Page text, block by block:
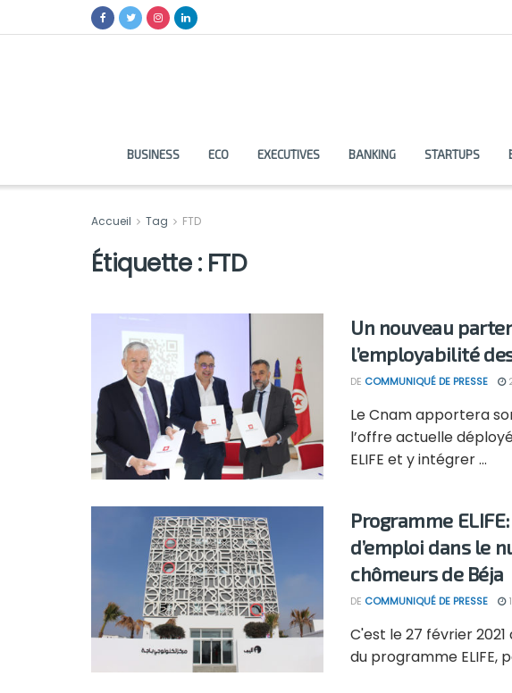
BUSINESS ECO EXECUTIVES BANKING STARTUPS
Accueil Tag FTD
Étiquette : FTD
Un nouveau
l’employabilité
DE COMMUNIQUÉ DE PRESSE
Le Cnam apportera
l’offre actuelle
ELIFE et y intégrer ...
Programme
d’emploi dans le
chômeurs de Béja
DE COMMUNIQUÉ DE PRESSE
C'est le 27 février
du programme ELIFE,